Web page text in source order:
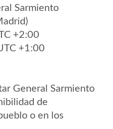
Sarmiento
+2:00
+1:00
General Sarmiento
de
o en los